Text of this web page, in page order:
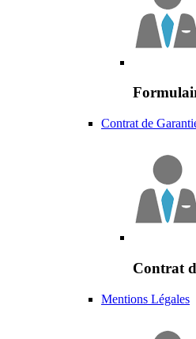
Contrat de
Contrat
Mentions Légales